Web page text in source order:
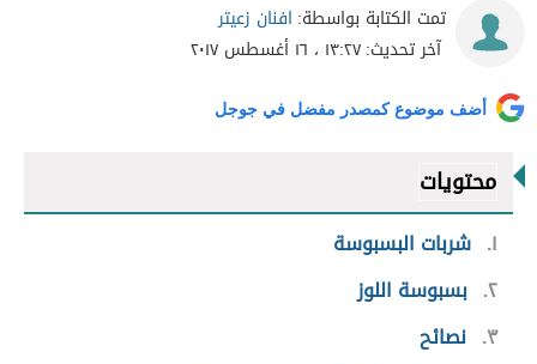
تمت الكتابة بواسطة: افنان زعيتر
آخر تحديث:١٣:٢٧ ، ١٦ أغسطس ٢٠١٧
أضف موضوع كمصدر مفضل في جوجل
محتويات
١ شربات البسبوسة
٢ بسبوسة اللوز
٣ نصائح